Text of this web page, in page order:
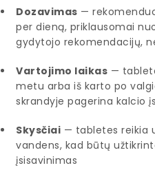
Dozavimas —
per dieną, priklausomai
gydytojo rekomendacijų,
Vartojimo laikas —
metu arba iš karto po
skrandyje pagerina kalcio
Skysčiai — tabletes reikia
vandens, kad būtų
įsisavinimas